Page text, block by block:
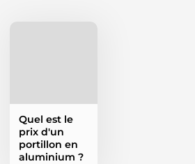
Quel est le
prix d'un
portillon en
aluminium ?